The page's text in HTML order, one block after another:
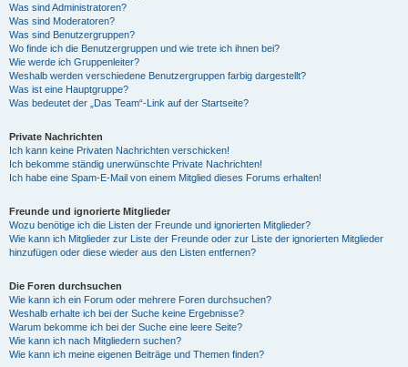
Was sind Administratoren?
Was sind Moderatoren?
Was sind Benutzergruppen?
Wo finde ich die Benutzergruppen und wie trete ich ihnen bei?
Wie werde ich Gruppenleiter?
Weshalb werden verschiedene Benutzergruppen farbig dargestellt?
Was ist eine Hauptgruppe?
Was bedeutet der „Das Team“-Link auf der Startseite?
Private Nachrichten
Ich kann keine Privaten Nachrichten verschicken!
Ich bekomme ständig unerwünschte Private Nachrichten!
Ich habe eine Spam-E-Mail von einem Mitglied dieses Forums erhalten!
Freunde und ignorierte Mitglieder
Wozu benötige ich die Listen der Freunde und ignorierten Mitglieder?
Wie kann ich Mitglieder zur Liste der Freunde oder zur Liste der ignorierten Mitglieder
hinzufügen oder diese wieder aus den Listen entfernen?
Die Foren durchsuchen
Wie kann ich ein Forum oder mehrere Foren durchsuchen?
Weshalb erhalte ich bei der Suche keine Ergebnisse?
Warum bekomme ich bei der Suche eine leere Seite?
Wie kann ich nach Mitgliedern suchen?
Wie kann ich meine eigenen Beiträge und Themen finden?